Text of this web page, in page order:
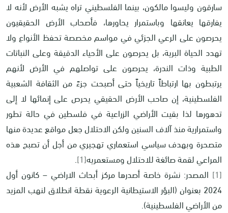
سارقون وليسوا مالكون، بينما الفلسطيني تراه يشبه الأرض لأنه لا
يفارقها يعانقها وباستمرار يحاورها، فأصحاب الأرض الحقيقيون
يحرصون على الرعي الجزئي في مواسم مخصصة تحفظ الأنواع ولا
تهدد الحياة البرية، بل يحرصون على الأحياء الدقيقة وعلى النباتات
الطبية وذات الندرة، يحرصون على تواصلهم في الأرض لأنهم
يرتبطون بها ارتباطاً تاريخياً حتى أصبحت جزءً من الثقافة الشعبية
الفلسطينية، إن صاحب الأرض الحقيقي يحرص على إنمائها لا إلى
تدهورها لذا بقيت الأراضي الزراعية في فلسطين في حالة تطور
واستمرارية منذ آلاف السنين ولكن الاحتلال جعل مواقع عديدة منها
متصحرة وبهدف سياسي استعماري تهجيري من أجل أن تصبح هذه
المراعي لقمة صائغة للاحتلال ومستعمريه[1]
.
[1] المصدر: نشرة خاصة أصدرها مركز أبحاث الاراضي – كانون أول
2024 بعنوان (البؤر الاستيطانية الرعوية نقطة انطلاق لنهب المزيد
من الأراضي الفلسطينية).